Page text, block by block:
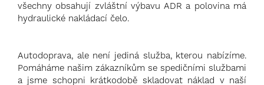
všechny obsahují zvláštní výbavu ADR a polovina má
hydraulické nakládací čelo.
Autodoprava, ale není jediná služba, kterou nabízíme.
Pomáháme našim zákazníkům se spedičními službami
a jsme schopni krátkodobě skladovat náklad v naší